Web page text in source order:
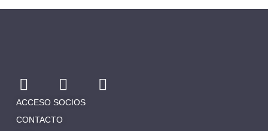
ACCESO SOCIOS
CONTACTO